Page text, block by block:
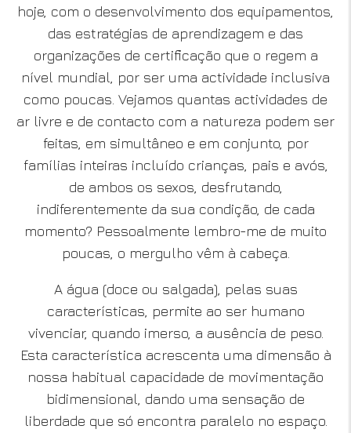
hoje, com o desenvolvimento dos equipamentos,
das estratégias de aprendizagem e das
organizações de certificação que o regem a
nível mundial, por ser uma actividade inclusiva
como poucas. Vejamos quantas actividades de
ar livre e de contacto com a natureza podem ser
feitas, em simultâneo e em conjunto, por
famílias inteiras incluído crianças, pais e avós,
de ambos os sexos, desfrutando,
indiferentemente da sua condição, de cada
momento? Pessoalmente lembro-me de muito
poucas, o mergulho vêm à cabeça.
A água (doce ou salgada), pelas suas
características, permite ao ser humano
vivenciar, quando imerso, a ausência de peso.
Esta característica acrescenta uma dimensão à
nossa habitual capacidade de movimentação
bidimensional, dando uma sensação de
liberdade que só encontra paralelo no espaço.